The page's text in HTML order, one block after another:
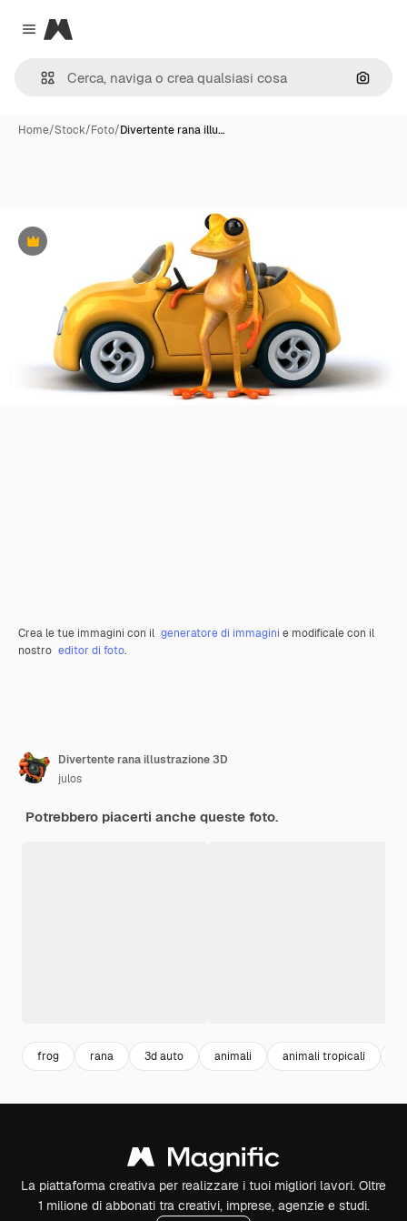
Close menu
Magnific
Cerca
Home/Stock/Foto/Divertente rana illu…
Premium
Crea le tue immagini con il generatore di immagini e modificale con il
nostro editor di foto.
Divertente rana illustrazione 3D
julos
Potrebbero piacerti anche queste foto.
frog rana 3d auto animali animali tropicali
La piattaforma creativa per realizzare i tuoi migliori lavori. Oltre
1 milione di abbonati tra creativi, imprese, agenzie e studi.